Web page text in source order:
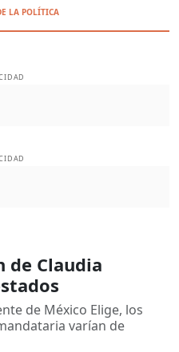
LA POLÍTICA
de Claudia
de México Elige, los
varían de